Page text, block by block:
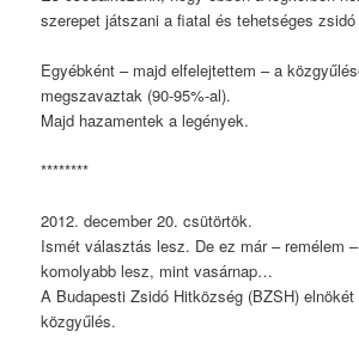
szerepet játszani a fiatal és tehetséges zsidó
Egyébként – majd elfelejtettem – a
megszavaztak (90-95%-al).
Majd hazamentek a legények.
********
2012. december 20. csütörtök.
Ismét választás lesz. De ez már – remélem
komolyabb lesz, mint vasárnap…
A Budapesti Zsidó Hitközség (BZSH)
közgyűlés.